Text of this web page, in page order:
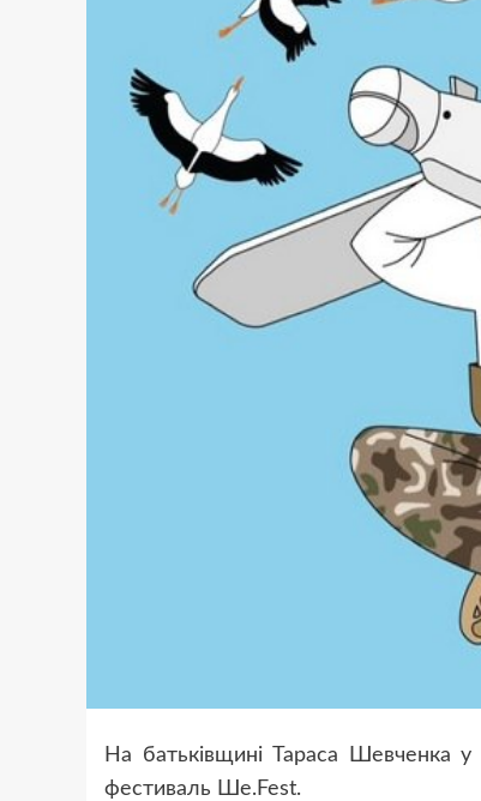
На батьківщині Тараса Шевченка
фестиваль Ше.Fest.